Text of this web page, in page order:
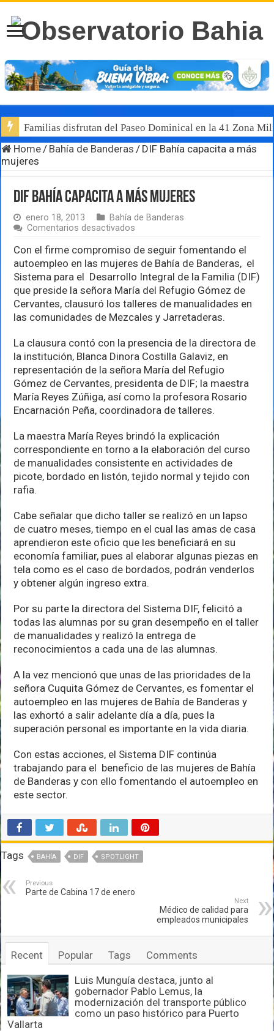
Familias disfrutan del Paseo Dominical en la 41 Zona
Home / Bahía de Banderas / DIF Bahía capacita a más
mujeres
DIF Bahía capacita a más mujeres
enero 18, 2013
Bahía de Banderas
Comentarios desactivados
Bahía
capacita
a
más
mujeres
Con el firme compromiso de seguir fomentando el
autoempleo en las mujeres de Bahía de Banderas, el
Sistema para el Desarrollo Integral de la Familia (DIF)
que preside la señora María del Refugio Gómez de
Cervantes, clausuró los talleres de manualidades en
las comunidades de Mezcales y Jarretaderas.
La clausura contó con la presencia de la directora de
la institución, Blanca Dinora Costilla Galaviz, en
representación de la señora María del Refugio
Gómez de Cervantes, presidenta de DIF; la maestra
María Reyes Zúñiga, así como la profesora Rosario
Encarnación Peña, coordinadora de talleres.
La maestra María Reyes brindó la explicación
correspondiente en torno a la elaboración del curso
de manualidades consistente en actividades de
picote, bordado en listón, tejido normal y tejido con
rafia.
Cabe señalar que dicho taller se realizó en un lapso
de cuatro meses, tiempo en el cual las amas de casa
aprendieron este oficio que les beneficiará en su
economía familiar, pues al elaborar algunas piezas en
tela como es el caso de bordados, podrán venderlos
y obtener algún ingreso extra.
Por su parte la directora del Sistema DIF, felicitó a
todas las alumnas por su gran desempeño en el taller
de manualidades y realizó la entrega de
reconocimientos a cada una de las alumnas.
A la vez mencionó que unas de las prioridades de la
señora Cuquita Gómez de Cervantes, es fomentar el
autoempleo en las mujeres de Bahía de Banderas y
las exhortó a salir adelante día a día, pues la
superación personal es importante en la vida diaria.
Con estas acciones, el Sistema DIF continúa
trabajando para el beneficio de las mujeres de Bahía
de Banderas y con ello fomentando el autoempleo en
este sector.
Tags BAHÍA DIF SPOTLIGHT
Previous
Parte de Cabina 17 de enero
Next
Médico de calidad para
empleados municipales
Recent Popular Tags Comments
Luis Munguía destaca, junto al
gobernador Pablo Lemus, la
modernización del transporte público
como un paso histórico para Puerto
Vallarta